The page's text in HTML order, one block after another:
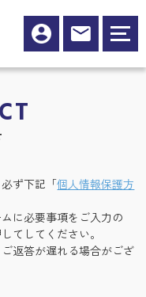
ず下記「個人情報保護方
に必要事項をご入力の
てしてください。
返答が遅れる場合がござ